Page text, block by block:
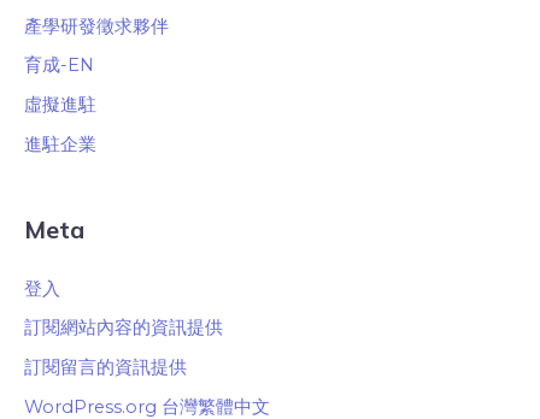
產學研發徵求夥伴
育成-EN
虛擬進駐
進駐企業
Meta
登入
訂閱網站內容的資訊提供
訂閱留言的資訊提供
WordPress.org 台灣繁體中文